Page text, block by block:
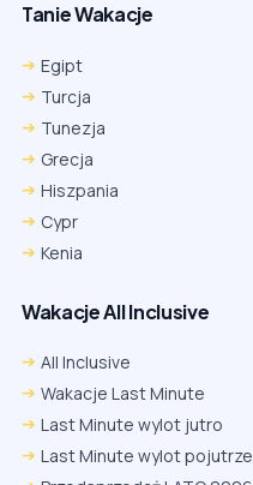
Tanie Wakacje
Egipt
Turcja
Tunezja
Grecja
Hiszpania
Cypr
Kenia
Wakacje All Inclusive
All Inclusive
Wakacje Last Minute
Last Minute wylot jutro
Last Minute wylot pojutrze